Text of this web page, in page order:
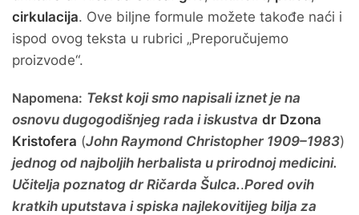
cirkulacija. Ove biljne formule možete takođe naći i
ispod ovog teksta u rubrici „Preporučujemo
proizvode“.
Napomena: Tekst koji smo napisali iznet je na
osnovu dugogodišnjeg rada i iskustva dr Dzona
Kristofera (John Raymond Christopher 1909–1983)
jednog od najboljih herbalista u prirodnoj medicini.
Učitelja poznatog dr Ričarda Šulca..Pored ovih
kratkih uputstava i spiska najlekovitijeg bilja za